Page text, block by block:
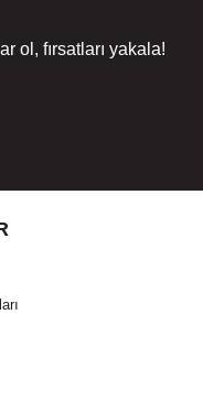
ol, fırsatları yakala!